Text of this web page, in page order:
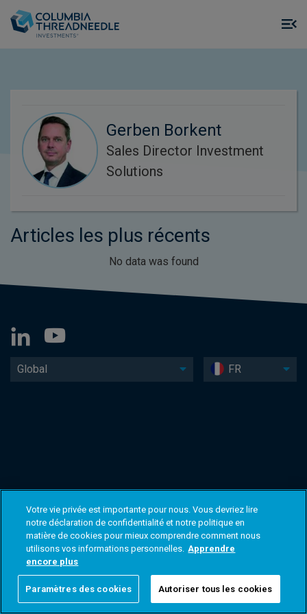
Gerben Borkent
Sales Director Investment
Solutions
Articles les plus récents
No data was found
Global FR
Votre vie privée est importante pour nous. Vous devriez lire
notre déclaration de confidentialité et notre politique en
matière de cookies pour mieux comprendre comment nous
utilisons vos informations personnelles. Apprendre
encore plus
Paramètres des cookies Autoriser tous les cookies